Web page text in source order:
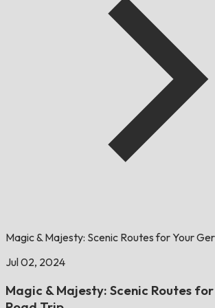
Magic & Majesty: Scenic Routes for Your
Jul 02, 2024
Magic & Majesty: Scenic Routes